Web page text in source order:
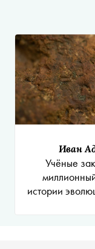
Иван
Учёные
истории